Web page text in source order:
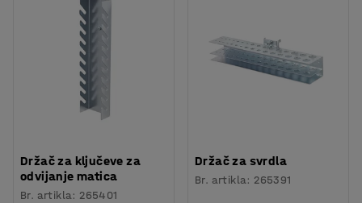
Držač za ključeve za
odvijanje matica
Br. artikla: 265401
Držač za svrdla
Br. artikla: 265391